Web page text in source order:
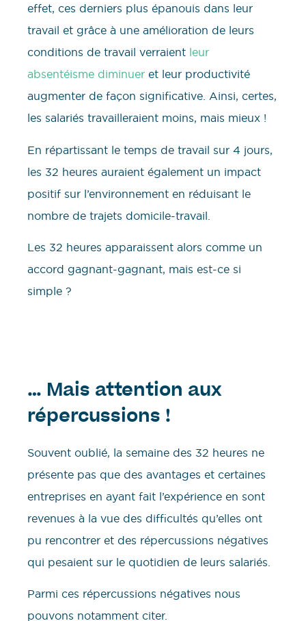
effet, ces derniers plus épanouis dans leur
travail et grâce à une amélioration de leurs
conditions de travail verraient leur
absentéisme diminuer et leur productivité
augmenter de façon significative. Ainsi, certes,
les salariés travailleraient moins, mais mieux !
En répartissant le temps de travail sur 4 jours,
les 32 heures auraient également un impact
positif sur l’environnement en réduisant le
nombre de trajets domicile-travail.
Les 32 heures apparaissent alors comme un
accord gagnant-gagnant, mais est-ce si
simple ?
… Mais attention aux
répercussions !
Souvent oublié, la semaine des 32 heures ne
présente pas que des avantages et certaines
entreprises en ayant fait l’expérience en sont
revenues à la vue des difficultés qu’elles ont
pu rencontrer et des répercussions négatives
qui pesaient sur le quotidien de leurs salariés.
Parmi ces répercussions négatives nous
pouvons notamment citer.